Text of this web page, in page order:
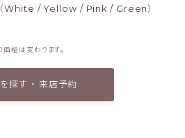
White / Yellow / Pink / Green）
価格は変わります。
探す ・ 来店予約